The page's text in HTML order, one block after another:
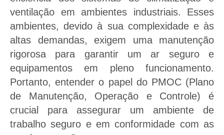
Solicitar orçamento de PMOC
ventilação em ambientes industriais. Esses
ambientes, devido à sua complexidade e às
altas demandas, exigem uma manutenção
rigorosa para garantir um ar seguro e
equipamentos em pleno funcionamento.
Portanto, entender o papel do PMOC (Plano
de Manutenção, Operação e Controle) é
crucial para assegurar um ambiente de
trabalho seguro e em conformidade com as